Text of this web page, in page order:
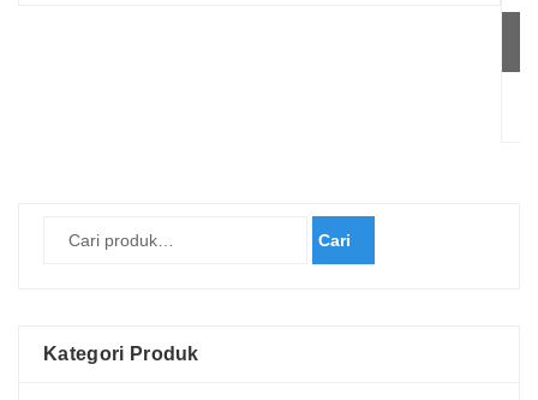
Cari
Kategori Produk